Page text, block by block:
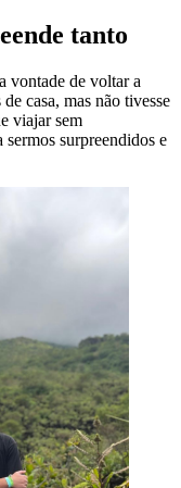
tanto
vontade de voltar a
casa, mas não tivesse
viajar sem
sermos surpreendidos e